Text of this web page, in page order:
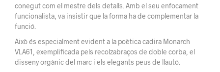
conegut com el mestre dels detalls. Amb el seu enfocament
funcionalista, va insistir que la forma ha de complementar la
funció.
Això és especialment evident a la poètica cadira Monarch
VLA61, exemplificada pels recolzabraços de doble corba, el
disseny orgànic del marc i els elegants peus de llautó.